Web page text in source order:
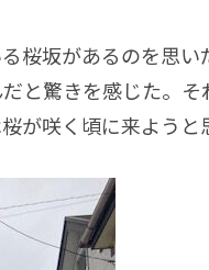
桜坂があるのを思
と驚きを感じた。
が咲く頃に来ようと